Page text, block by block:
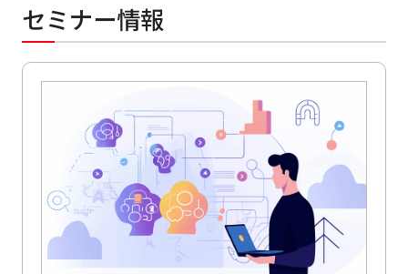
セミナー情報